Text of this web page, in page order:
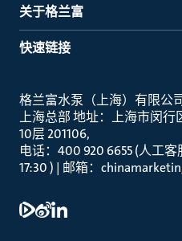
关于格兰富
快速链接
格兰富水泵（上海）有限公
上海总部 地址：上海市闵行
10层 201106
电话：400 920 6655 (人工
17:30 ) | 邮箱：